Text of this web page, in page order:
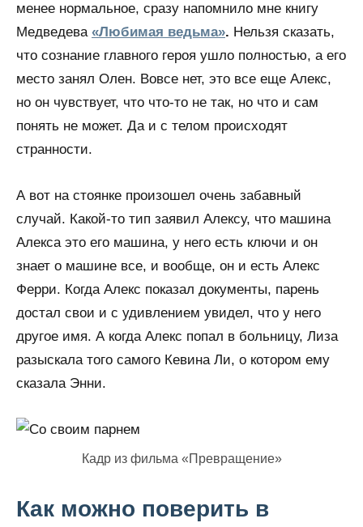
менее нормальное, сразу напомнило мне книгу
Медведева «Любимая ведьма». Нельзя сказать,
что сознание главного героя ушло полностью, а его
место занял Олен. Вовсе нет, это все еще Алекс,
но он чувствует, что что-то не так, но что и сам
понять не может. Да и с телом происходят
странности.
А вот на стоянке произошел очень забавный
случай. Какой-то тип заявил Алексу, что машина
Алекса это его машина, у него есть ключи и он
знает о машине все, и вообще, он и есть Алекс
Ферри. Когда Алекс показал документы, парень
достал свои и с удивлением увидел, что у него
другое имя. А когда Алекс попал в больницу, Лиза
разыскала того самого Кевина Ли, о котором ему
сказала Энни.
Кадр из фильма «Превращение»
Как можно поверить в